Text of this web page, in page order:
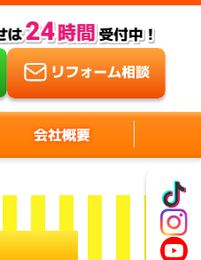
会社概要